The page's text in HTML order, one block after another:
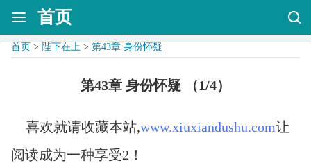
首页
首页 > 陛下在上 > 第43章 身份怀疑
第43章 身份怀疑 （1/4）
喜欢就请收藏本站,www.xiuxiandushu.com让
阅读成为一种享受2！